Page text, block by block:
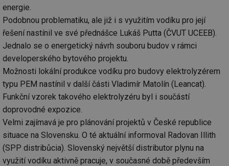
energie.
Podobnou problematiku, ale již i s využitím vodíku pro její
řešení nastínil ve své přednášce Lukáš Putta (ČVUT UCEEB).
Jednalo se o energetický návrh souboru budov v rámci
developerského bytového projektu.
Možnosti lokální produkce vodíku pro budovy elektrolyzérem
typu PEM nastínil v další části Vladimír Matolín (Leancat).
Funkční vzorek takového elektrolyzéru byl i součástí
doprovodné expozice.
Velmi zajímavá je pro plánování projektů v České republice
situace na Slovensku. O té aktuální informoval Radovan Illith
(SPP distribůcia). Slovenský největší distributor plynu na
využití vodíku aktivně pracuje, v současné době především